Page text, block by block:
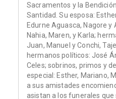
Sacramentos y la
Santidad. Su esposa:
Edurne Aguasca, Nagore
Nahia, Maren, y Karla;
Juan, Manuel y Conchi,
hermanos políticos: José
Celes; sobrinos, primos y
especial: Esther, Mariano,
a sus amistades
asistan a los funerales que